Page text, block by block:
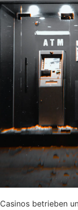
betrieben